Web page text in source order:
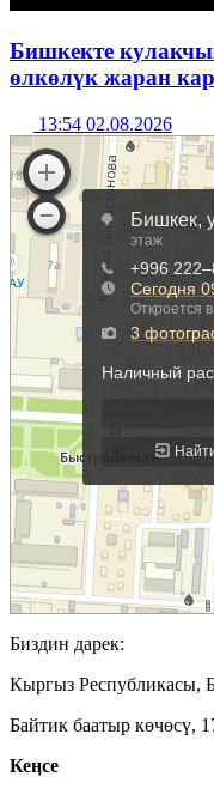
Бишкекте
өлкөлүк жаран
13:54 02.08.2026
Биздин дарек:
Кыргыз Республикасы,
Байтик баатыр көчөсү,
Кеӊсе